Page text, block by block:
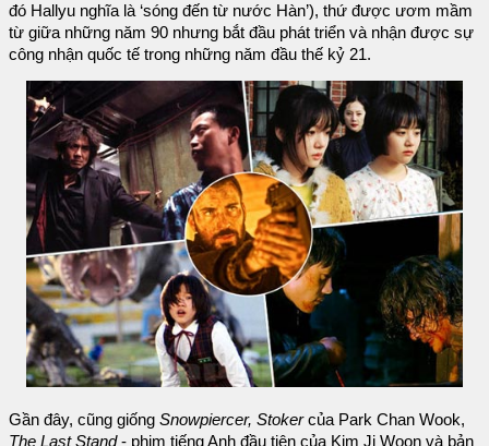
đó Hallyu nghĩa là ‘sóng đến từ nước Hàn’), thứ được ươm mầm
từ giữa những năm 90 nhưng bắt đầu phát triển và nhận được sự
công nhận quốc tế trong những năm đầu thế kỷ 21.
Gần đây, cũng giống Snowpiercer, Stokercủa Park Chan Wook,
The Last Stand- phim tiếng Anh đầu tiên của Kim Ji Woon và bản